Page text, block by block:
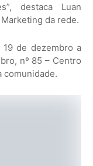
destaca Luan
da rede.
de dezembro a
nº 85 – Centro
comunidade.